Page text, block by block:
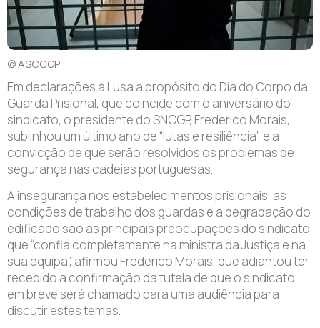
© ASCCGP
Em declarações à Lusa a propósito do Dia do Corpo da
Guarda Prisional, que coincide com o aniversário do
sindicato, o presidente do SNCGP, Frederico Morais,
sublinhou um último ano de “lutas e resiliência”, e a
convicção de que serão resolvidos os problemas de
segurança nas cadeias portuguesas.
A insegurança nos estabelecimentos prisionais, as
condições de trabalho dos guardas e a degradação do
edificado são as principais preocupações do sindicato,
que “confia completamente na ministra da Justiça e na
sua equipa”, afirmou Frederico Morais, que adiantou ter
recebido a confirmação da tutela de que o sindicato
em breve será chamado para uma audiência para
discutir estes temas.